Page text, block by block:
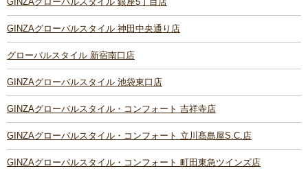
GINZAグローバルスタイル 神田中央通り店
グローバルスタイル 新宿南口店
GINZAグローバルスタイル 池袋東口店
GINZAグローバルスタイル・コンフォート 吉祥寺店
GINZAグローバルスタイル・コンフォート 立川髙島屋S.C.店
GINZAグローバルスタイル・コンフォート 町田東急ツインズ店